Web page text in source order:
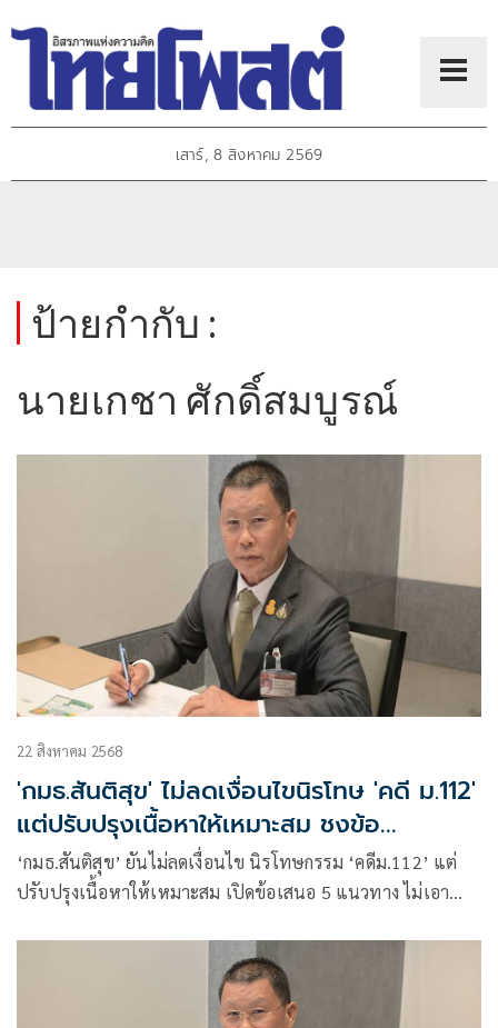
เสาร์, 8 สิงหาคม 2569
ป้ายกำกับ :
นายเกชา ศักดิ์สมบูรณ์
22 สิงหาคม 2568
'กมธ.สันติสุข' ไม่ลดเงื่อนไขนิรโทษ 'คดี ม.112'
แต่ปรับปรุงเนื้อหาให้เหมาะสม ชงข้อ
เสนอ5แนวทาง
‘กมธ.สันติสุข’ ยันไม่ลดเงื่อนไข นิรโทษกรรม ‘คดีม.112’ แต่
ปรับปรุงเนื้อหาให้เหมาะสม เปิดข้อเสนอ 5 แนวทาง ไม่เอา
ผู้ทำความผิด กม.อาญา ฐานทำให้ผู้อื่นได้รับอันตรายสาหัส